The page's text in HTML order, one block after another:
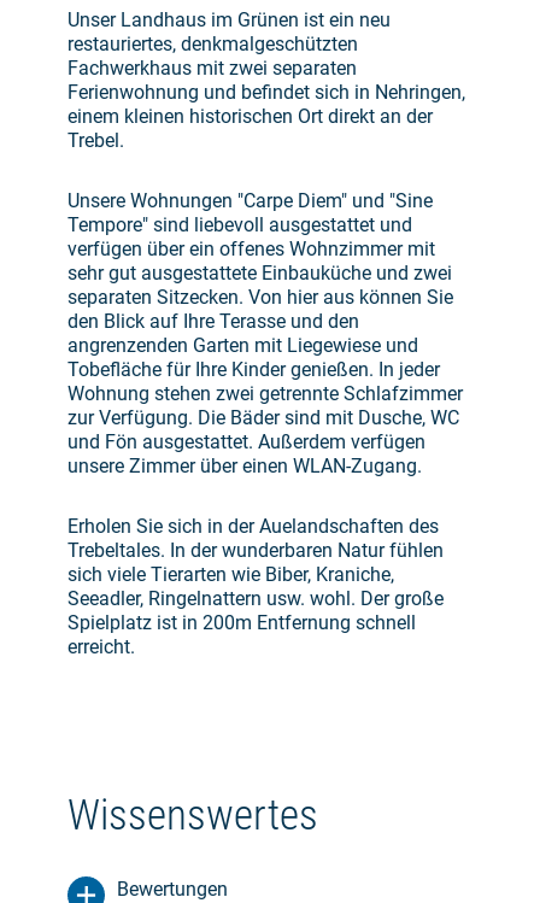
Unser Landhaus im Grünen ist ein neu
restauriertes, denkmalgeschützten
Fachwerkhaus mit zwei separaten
Ferienwohnung und befindet sich in Nehringen,
einem kleinen historischen Ort direkt an der
Trebel.
Unsere Wohnungen "Carpe Diem" und "Sine
Tempore" sind liebevoll ausgestattet und
verfügen über ein offenes Wohnzimmer mit
sehr gut ausgestattete Einbauküche und zwei
separaten Sitzecken. Von hier aus können Sie
den Blick auf Ihre Terasse und den
angrenzenden Garten mit Liegewiese und
Tobefläche für Ihre Kinder genießen. In jeder
Wohnung stehen zwei getrennte Schlafzimmer
zur Verfügung. Die Bäder sind mit Dusche, WC
und Fön ausgestattet. Außerdem verfügen
unsere Zimmer über einen WLAN-Zugang.
Erholen Sie sich in der Auelandschaften des
Trebeltales. In der wunderbaren Natur fühlen
sich viele Tierarten wie Biber, Kraniche,
Seeadler, Ringelnattern usw. wohl. Der große
Spielplatz ist in 200m Entfernung schnell
erreicht.
Wissenswertes
Bewertungen